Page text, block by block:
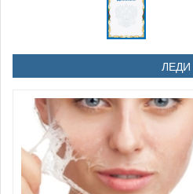
ЛЕДИ